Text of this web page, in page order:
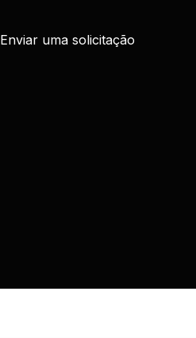
Enviar uma solicitação